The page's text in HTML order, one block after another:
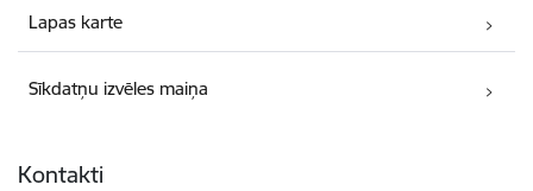
Lapas karte
Sīkdatņu izvēles maiņa
Kontakti